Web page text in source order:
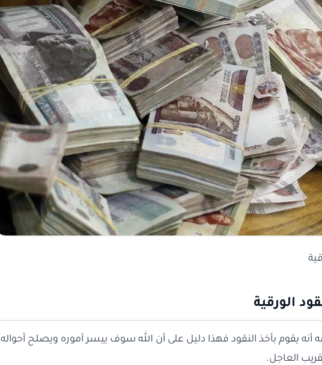
الورقية
أنه يقوم بأخذ النقود فهذا دليل على أن الله سوف ييسر أموره ويصلح أحواله
العاجل.